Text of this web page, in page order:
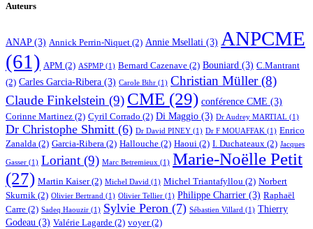
Auteurs
ANAP(3) Annick Perrin-Niquet (2) Annie Msellati (3) ANPCME
(61) APM (2) ASPMP (1) Bernard Cazenave (2) Bouniard (3) C.Mantrant
(2) Carles Garcia-Ribera (3) Carole Bihr (1) Christian Müller(8)
Claude Finkelstein (9) CME (29) conférence CME (3)
Corinne Martinez (2) Cyril Corrado (2) Di Maggio (3) Dr Audrey MARTIAL (1)
Dr Christophe Shmitt (6) Dr David PINEY (1) Dr F MOUAFFAK (1) Enrico
Zanalda (2) Garcia-Ribera (2) Hallouche (2) Haoui (2) I. Duchateaux (2) Jacques
Gasser (1) Loriant (9) Marc Betremieux (1) Marie-Noëlle Petit
(27) Martin Kaiser(2) Michel David (1) Michel Triantafyllou (2) Norbert
Skurnik (2) Olivier Bertrand (1) Olivier Tellier (1) Philippe Charrier (3) Raphaël
Carre (2) Sadeq Haouzir (1) Sylvie Peron (7) Sébastien Villard (1) Thierry
Godeau (3) Valérie Lagarde (2) voyer(2)